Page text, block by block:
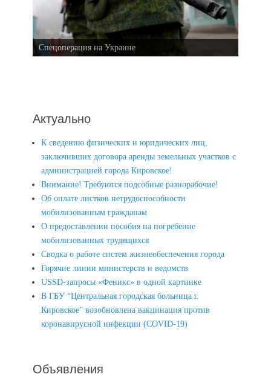
Спецоперация на Украине
Актуально
К сведению физических и юридических лиц,
заключивших договора аренды земельных участков с
администрацией города Кировское!
Внимание! Требуются подсобные разнорабочие!
Об оплате листков нетрудоспособности
мобилизованным гражданам
О предоставлении пособия на погребение
мобилизованных трудящихся
Сводка о работе систем жизнеобеспечения города
Горячие линии министерств и ведомств
USSD-запросы «Феникс» в одной картинке
В ГБУ “Центральная городская больница г.
Кировское” возобновлена вакцинация против
коронавирусной инфекции (COVID-19)
Объявления